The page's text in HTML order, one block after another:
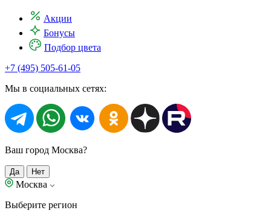
Акции
Бонусы
Подбор цвета
+7 (495) 505-61-05
Мы в социальных сетях:
Ваш город Москва?
Да Нет
Москва
Выберите регион